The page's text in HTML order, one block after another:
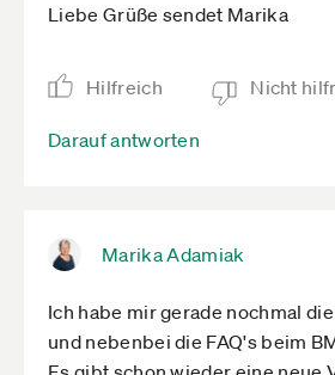
Liebe Grüße sendet Marika
Hilfreich Nicht
Darauf antworten
Marika Adamiak
Ich habe mir gerade nochmal
und nebenbei die FAQ's beim